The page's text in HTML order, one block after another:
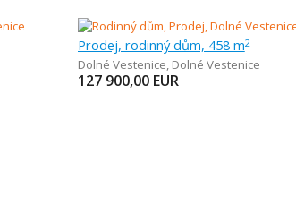
Prodej, rodinný dům, 458 m2
Dolné Vestenice, Dolné Vestenice
127 900,00 EUR